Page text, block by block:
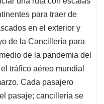
para traer de
en el exterior y
de la Cancillería para
de la pandemia del
tráfico aéreo mundial
Cada pasajero
pasaje; cancillería se